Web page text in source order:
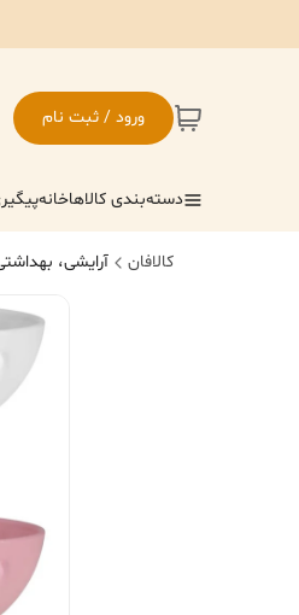
ورود / ثبت نام
دسته‌بندی کالاهاخانه
کالافان آرایشی،